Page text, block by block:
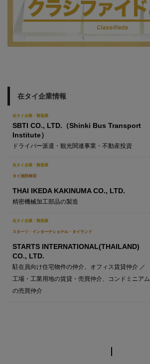
在タイ企業情報
在タイ企業・製造業
SBTI CO., LTD.（Shinki Bus Transport
Institute）
ドライバー派遣・観光関連事業・不動産投資
在タイ企業・製造業
タイ池田柿沼
THAI IKEDA KAKINUMA CO., LTD.
精密機械加工部品の製造
在タイ企業・製造業
スターツ・インターナショナル・タイランド
STARTS INTERNATIONAL(THAILAND)
CO., LTD.
駐在員向け住宅物件の仲介、オフィス賃貸仲介 ／
工場・工業用地の賃貸・売買仲介、コンドミニアム
の売買仲介